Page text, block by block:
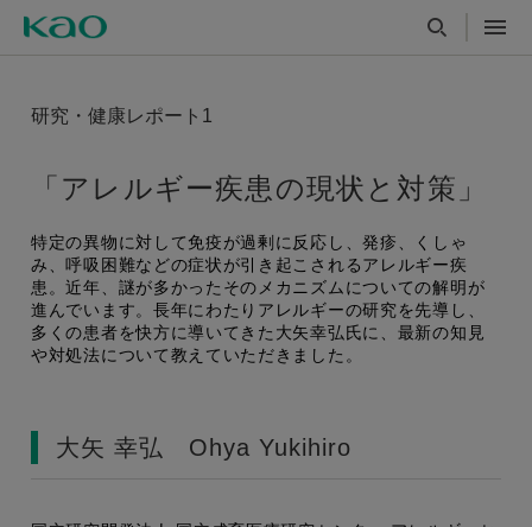
研究・健康レポート1
「アレルギー疾患の現状と対策」
特定の異物に対して免疫が過剰に反応し、発疹、くしゃ
み、呼吸困難などの症状が引き起こされるアレルギー疾
患。近年、謎が多かったそのメカニズムについての解明が
進んでいます。長年にわたりアレルギーの研究を先導し、
多くの患者を快方に導いてきた大矢幸弘氏に、最新の知見
や対処法について教えていただきました。
大矢 幸弘 Ohya Yukihiro